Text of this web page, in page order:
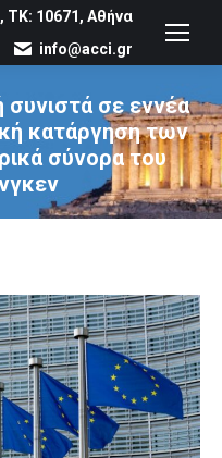
ΤΚ: 10671, Αθήνα
info@acci.gr
σε εννέα
κατάργηση των
σύνορα του
are here: